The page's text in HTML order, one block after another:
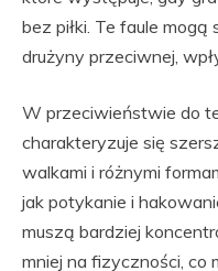
bez piłki. Te faule
drużyny przeciwnej,
W przeciwieństwie do
charakteryzuje się
walkami i różnymi
jak potykanie i
muszą bardziej
mniej na fizyczności, co